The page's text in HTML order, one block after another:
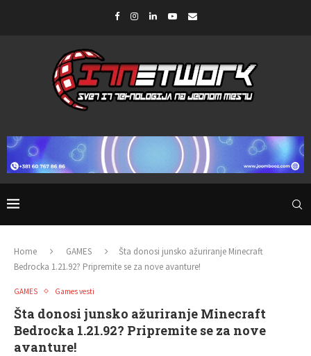
Home GAMES
Šta donosi junsko ažuriranje Minecraft
Bedrocka 1.21.92? Pripremite se za nove avanture!
GAMES Games vesti
Šta donosi junsko ažuriranje Minecraft
Bedrocka 1.21.92? Pripremite se za nove
avanture!